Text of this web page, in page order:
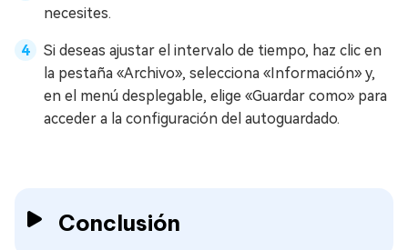
necesites.
Si deseas ajustar el intervalo de tiempo, haz clic en
la pestaña «Archivo», selecciona «Información» y,
en el menú desplegable, elige «Guardar como» para
acceder a la configuración del autoguardado.
Conclusión